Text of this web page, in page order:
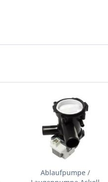
Ablaufpumpe /